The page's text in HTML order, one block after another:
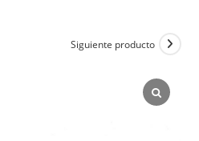
Siguiente producto